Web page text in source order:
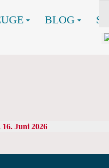
BLOG
16. Juni 2026